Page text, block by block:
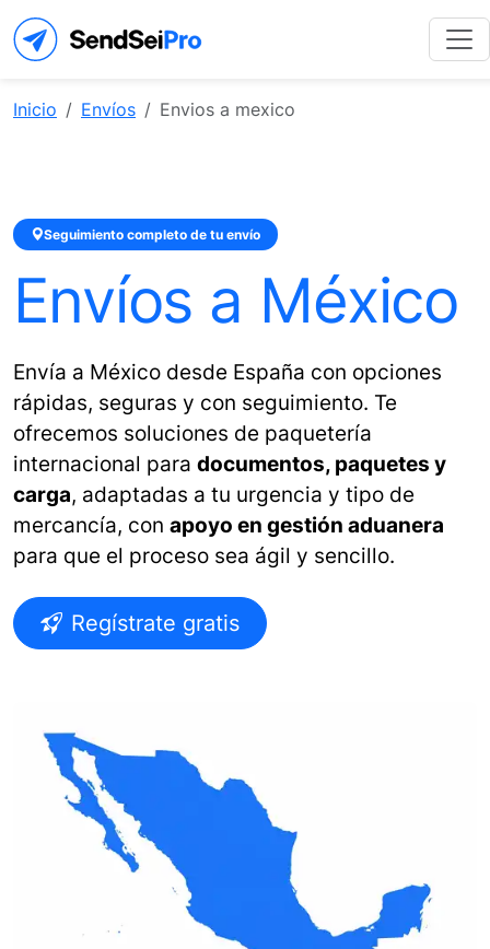
Inicio Envíos Envios a mexico
Seguimiento completo de tu envío
Envíos a México
Envía a México desde España con opciones
rápidas, seguras y con seguimiento. Te
ofrecemos soluciones de paquetería
internacional para documentos, paquetes y
carga, adaptadas a tu urgencia y tipo de
mercancía, con apoyo en gestión aduanera
para que el proceso sea ágil y sencillo.
Regístrate gratis